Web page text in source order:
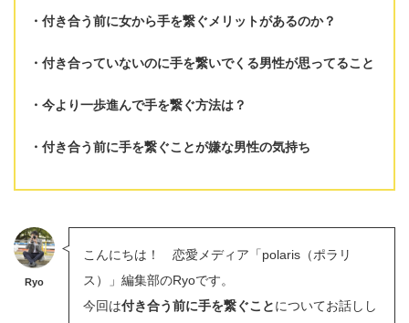
付き合う前に女から手を繋ぐ メリットがあるのか？
付き合っていないのに手を繋いでくる男性が思ってること
今より一歩進んで手を繋ぐ方法は？
付き合う前に手を繋ぐことが嫌な男性の気持ち
Ryo
こんにちは！ 恋愛メディア「polaris（ポラリ
ス）」編集部のRyoです。
今回は付き合う前に手を繋ぐことについてお話しし